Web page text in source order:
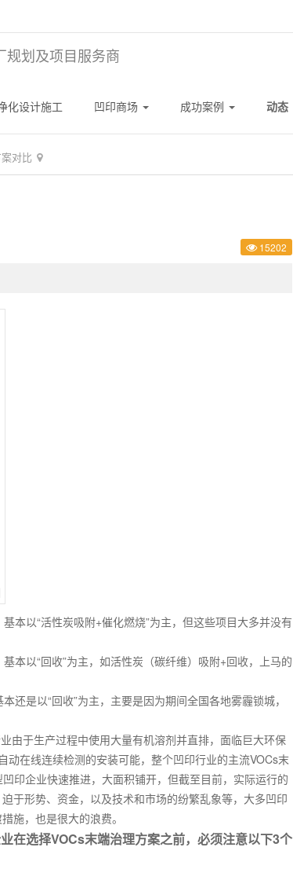
规划及项目服务商
化设计施工 凹印商场 成功案例 动态
对比
15202
本以“活性炭吸附+催化燃烧”为主，但这些项目大多并没有
本以“回收”为主，如活性炭（碳纤维）吸附+回收，上马的
还是以“回收”为主，主要是因为期间全国各地雾霾锁城，
由于生产过程中使用大量有机溶剂并直排，面临巨大环保
动在线连续检测的安装可能，整个凹印行业的主流VOCs末
印企业快速推进，大面积铺开，但截至目前，实际运行的
于形势、资金，以及技术和市场的纷繁乱象等，大多凹印
施，也是很大的浪费。
在选择VOCs末端治理方案之前，必须注意以下3个